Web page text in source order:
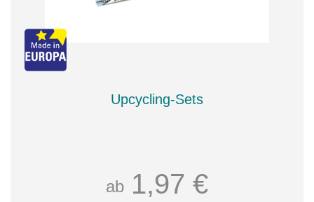
Upcycling-Sets
ab 1,97 €